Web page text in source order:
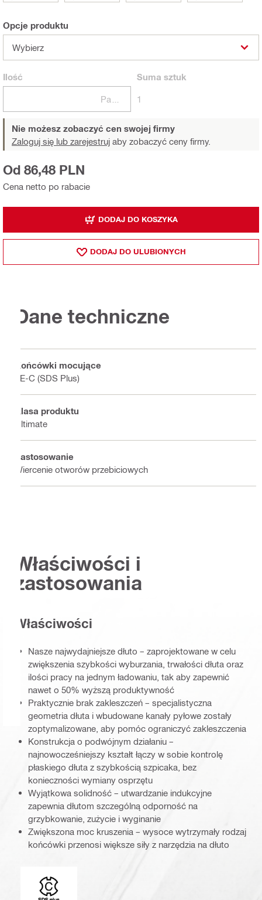
Opcje produktu
Wybierz
Ilość Suma sztuk
1
Nie możesz zobaczyć cen swojej firmy
Zaloguj się lub zarejestruj aby zobaczyć ceny firmy.
Cena netto po rabacie
Od 86,48 PLN
DODAJ DO KOSZYKA
DODAJ DO ULUBIONYCH
Dane techniczne
Końcówki mocujące
TE-C (SDS Plus)
Klasa produktu
Ultimate
Zastosowanie
Wiercenie otworów przebiciowych
Właściwości i
zastosowania
Właściwości
Nasze najwydajniejsze dłuto – zaprojektowane w celu
zwiększenia szybkości wyburzania, trwałości dłuta oraz
ilości pracy na jednym ładowaniu, tak aby zapewnić
nawet o 50% wyższą produktywność
Praktycznie brak zakleszczeń – specjalistyczna
geometria dłuta i wbudowane kanały pyłowe zostały
zoptymalizowane, aby pomóc ograniczyć zakleszczenia
Konstrukcja o podwójnym działaniu –
najnowocześniejszy kształt łączy w sobie kontrolę
płaskiego dłuta z szybkością szpicaka, bez
konieczności wymiany osprzętu
Wyjątkowa solidność – utwardzanie indukcyjne
zapewnia dłutom szczególną odporność na
grzybkowanie, zużycie i wyginanie
Zwiększona moc kruszenia – wysoce wytrzymały rodzaj
końcówki przenosi większe siły z narzędzia na dłuto
Końcówki mocujące